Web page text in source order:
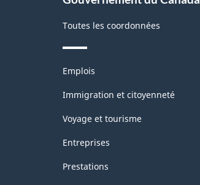
des
produits
industriels
(IPPI)
-
de
la
Toutes les coordonnées
Thèmes
sujets
Emplois
Immigration et citoyenneté
Voyage et tourisme
Entreprises
Prestations